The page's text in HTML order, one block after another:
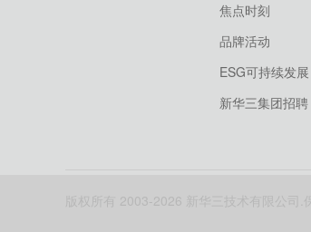
焦点时刻
品牌活动
ESG可持续发展
新华三集团招聘
版权所有 2003-2026 新华三技术有限公司